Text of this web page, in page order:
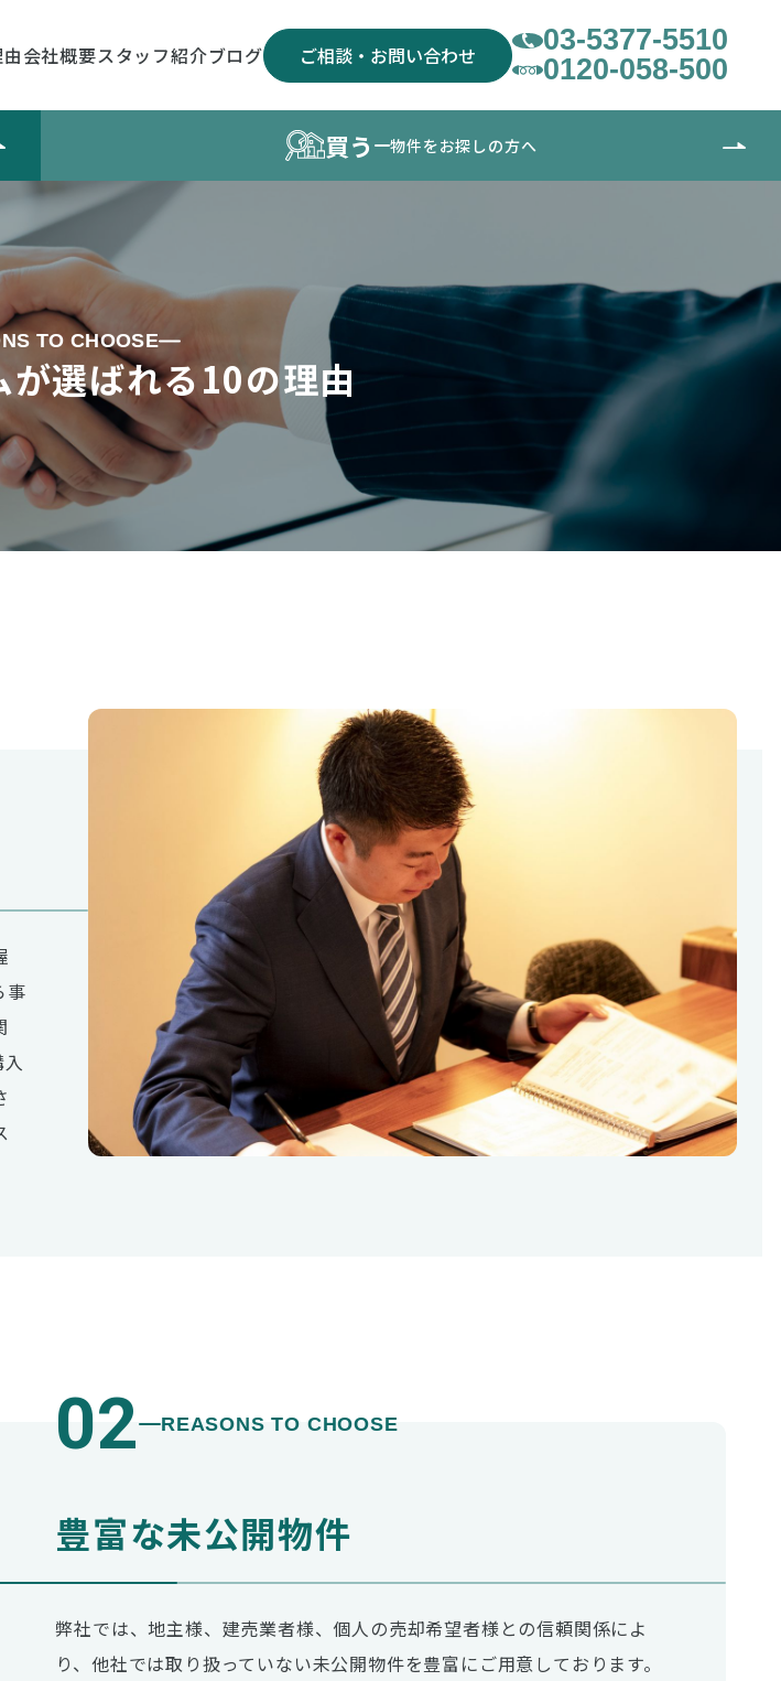
会社概要スタッフ紹介ブログ ご相談・お問い合わせ
03-5377-5510
0120-058-500
買う 物件をお探しの方へ
TO CHOOSE
が選ばれる10の理由
事
02 REASONS TO CHOOSE
豊富な未公開物件
弊社では、地主様、建売業者様、個人の売却希望者様との信頼関係によ
り、他社では取り扱っていない未公開物件を豊富にご用意しております。